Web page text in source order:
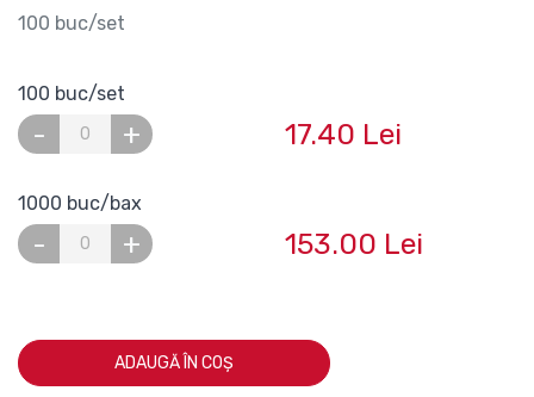
100 buc/set
100 buc/set
- + 17.40 Lei
1000 buc/bax
- + 153.00 Lei
ADAUGĂ ÎN COȘ